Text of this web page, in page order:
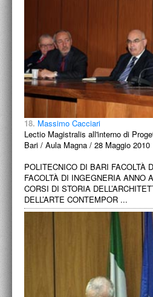
18. Massimo Cacciari
Lectio Magistralis all'interno di
Bari / Aula Magna / 28 Maggio 2010
POLITECNICO DI BARI FACOLTÀ
FACOLTÀ DI INGEGNERIA ANNO
CORSI DI STORIA
DELL’ARTE CONTEMPOR ...